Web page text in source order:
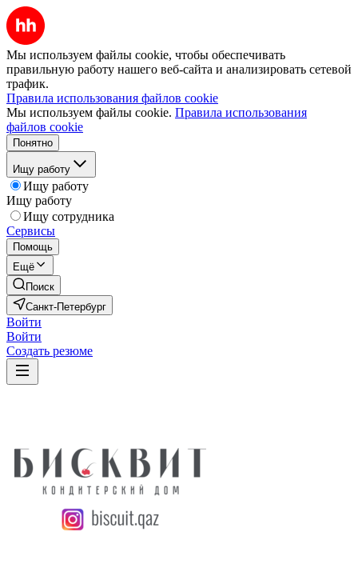
Мы используем файлы cookie, чтобы обеспечивать
правильную работу нашего веб-сайта и анализировать сетевой
трафик.
Правила использования файлов cookie
Мы используем файлы cookie. Правила использования
файлов cookie
Понятно
Ищу работу
Ищу работу
Ищу работу
Ищу сотрудника
Сервисы
Помощь
Ещё
Поиск
Санкт-Петербург
Войти
Войти
Создать резюме